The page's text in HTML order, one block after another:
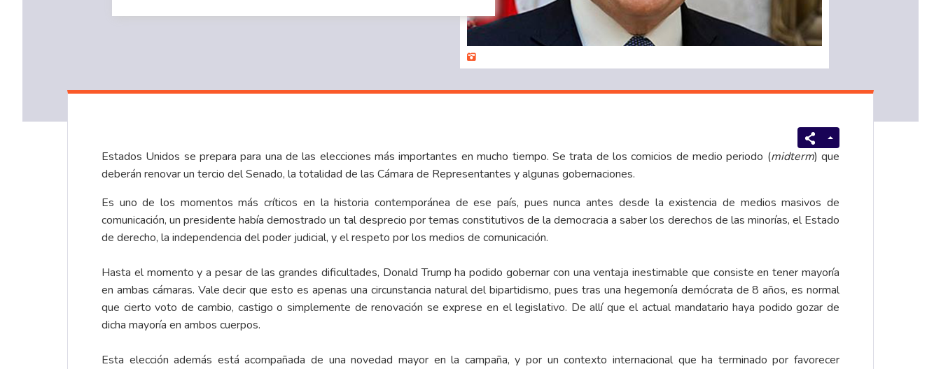
Estados Unidos se prepara para una de las elecciones más importantes en mucho tiempo. Se trata de los comicios de medio periodo (midterm) que
deberán renovar un tercio del Senado, la totalidad de las Cámara de Representantes y algunas gobernaciones.
Es uno de los momentos más críticos en la historia contemporánea de ese país, pues nunca antes desde la existencia de medios masivos de
comunicación, un presidente había demostrado un tal desprecio por temas constitutivos de la democracia a saber los derechos de las minorías, el Estado
de derecho, la independencia del poder judicial, y el respeto por los medios de comunicación.
Hasta el momento y a pesar de las grandes dificultades, Donald Trump ha podido gobernar con una ventaja inestimable que consiste en tener mayoría
en ambas cámaras. Vale decir que esto es apenas una circunstancia natural del bipartidismo, pues tras una hegemonía demócrata de 8 años, es normal
que cierto voto de cambio, castigo o simplemente de renovación se exprese en el legislativo. De allí que el actual mandatario haya podido gozar de
dicha mayoría en ambos cuerpos.
Esta elección además está acompañada de una novedad mayor en la campaña, y por un contexto internacional que ha terminado por favorecer